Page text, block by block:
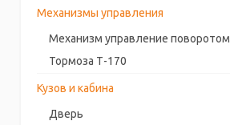
Механизмы управления
Механизм управление поворотом
Тормоза Т-170
Кузов и кабина
Дверь